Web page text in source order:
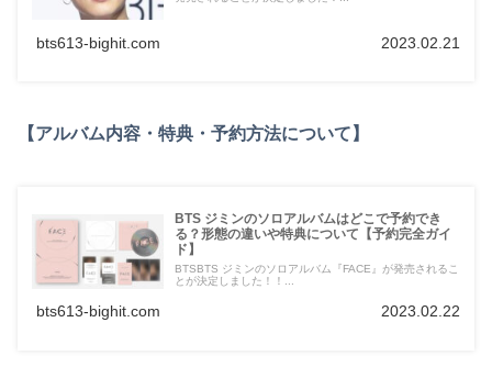
bts613-bighit.com 2023.02.21
【アルバム内容・特典・予約方法について】
BTS ジミンのソロアルバムはどこで予約でき
る？形態の違いや特典について【予約完全ガイ
ド】
BTSBTS ジミンのソロアルバム『FACE』が発売されるこ
とが決定しました！！...
bts613-bighit.com 2023.02.22